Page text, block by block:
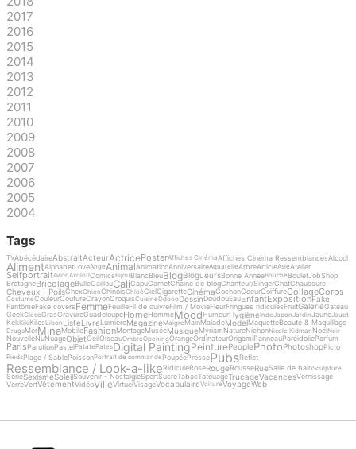
2017
2016
2015
2014
2013
2012
2011
2010
2009
2008
2007
2006
2005
2004
Tags
TVAbécédaireAbstraitActeurActricePosterAffiches CinémaAffiches Cinéma RessemblancesAlcool
AlimentAlphabetLoveAnge AnimalAnimationAnniversaireAquarelleArbreArticleAsieAtelier
SelfportraitAvionAxolotlComicsBijou BlancBleuBlogBlogueursBonne AnnéeBouche BouletJobShop
BretagneBricolageBulleCaillouCaliCapuCarnetChaine de blogChanteur/SingerChatChaussure
Cheveux - PoilsChexChienChinoisChloéCielCigaretteCinémaCochonCoeurCoiffureCollageCorps
CostumeCouleurCoutureCrayonCroquisCuisineDdoooDessinDoudouEauEnfantExpositionFake
FantômeFake coversFemmeFeuilleFil de cuivreFilm / MovieFleurFringues ridiculesFruitGalerieGateau
GeekGlaceGrasGravureGuadeloupeHomeHommeMoodHumourHygièneInde Japon JardinJaune Jouet
KekKikiKilosLibon ListeLivreLumièreMagazineMaigre MainMaladeModelMaquetteBeauté & Maquillage
DrugsMerMinaMobileFashionMontageMuséeMusiqueMyriamNatureNichonNicole Kidman Noël Noir
NouvelleNuNuageObjetOeilOiseauOmbreOpeningOrangeOrdinateurOrigamiPanneauParéidolieParfum
ParisParutionPastelPatatePatesDigital PaintingPeinturePeoplePhotoPhotoshopPicto
PiedsPlage / SablePoissonPortrait de commande PoupéePressePubsReflet
Ressemblance / Look-a-likeRidiculeRoseRougeRousseRueSalle de bainSculpture
SérieSexismeSoleilSouvenir - NostalgieSportSucreTabacTatouageTrucageVacancesVernissage
VerreVertVêtementVidéoVilleVirtuelVisageVocabulaireVoitureVoyageWeb